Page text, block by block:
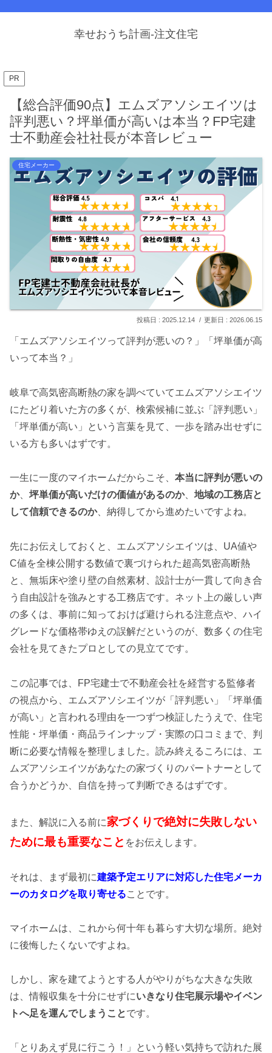
幸せおうち計画-注文住宅
PR
【総合評価90点】エムズアソシエイツは
評判悪い？坪単価が高いは本当？FP宅建
士不動産会社社長が本音レビュー
住宅メーカー
2025.12.14 2026.06.15
「エムズアソシエイツって評判が悪いの？」「坪単価が高
いって本当？」
岐阜で高気密高断熱の家を調べていてエムズアソシエイツ
にたどり着いた方の多くが、検索候補に並ぶ「評判悪い」
「坪単価が高い」という言葉を見て、一歩を踏み出せずに
いる方も多いはずです。
一生に一度のマイホームだからこそ、 本当に評判が悪いの
か、 坪単価が高いだけの価値があるのか、 地域の工務店と
して信頼できるのか、納得してから進めたいですよね。
先にお伝えしておくと、エムズアソシエイツは、UA値や
C値を全棟公開する数値で裏づけられた超高気密高断熱
と、無垢床や塗り壁の自然素材、設計士が一貫して向き合
う自由設計を強みとする工務店です。ネット上の厳しい声
の多くは、事前に知っておけば避けられる注意点や、ハイ
グレードな価格帯ゆえの誤解だというのが、数多くの住宅
会社を見てきたプロとしての見立てです。
この記事では、FP宅建士で不動産会社を経営する監修者
の視点から、エムズアソシエイツが「評判悪い」「坪単価
が高い」と言われる理由を一つずつ検証したうえで、住宅
性能・坪単価・商品ラインナップ・実際の口コミまで、判
断に必要な情報を整理しました。読み終えるころには、エ
ムズアソシエイツがあなたの家づくりのパートナーとして
合うかどうか、自信を持って判断できるはずです。
また、解説に入る前に家づくりで絶対に失敗しない
ために最も重要なこと をお伝えします。
それは、まず最初に建築予定エリアに対応した住宅メーカ
ーのカタログを取り寄せることです。
マイホームは、これから何十年も暮らす大切な場所。絶対
に後悔したくないですよね。
しかし、家を建てようとする人がやりがちな大きな失敗
は、情報収集を十分にせずにいきなり住宅展示場やイベン
トへ足を運んでしまうことです。
「とりあえず見に行こう！」という軽い気持ちで訪れた展